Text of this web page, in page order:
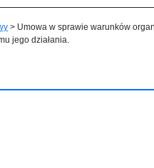
> Umowa w sprawie warunków
jego działania.